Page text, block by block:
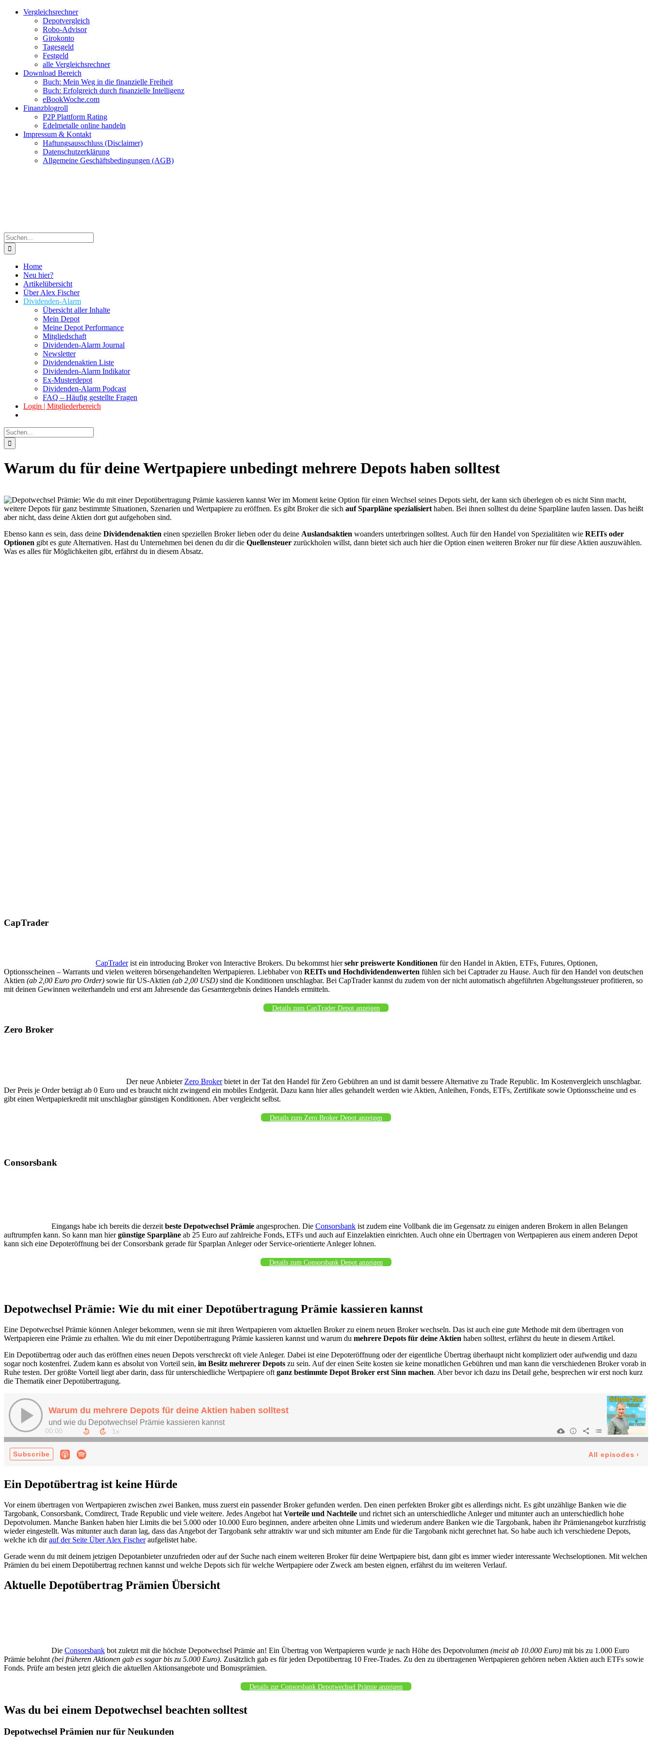
Zum
Facebook
Twitter
Instagram
Pinterest
YouTubeVergleichsrechner
Depotvergleich
Robo-Advisor
Girokonto
Tagesgeld
Festgeld
alle Vergleichsrechner
Download Bereich
Buch: Mein Weg in die finanzielle Freiheit
Buch: Erfolgreich durch finanzielle Intelligenz
eBookWoche.com
Finanzblogroll
P2P Plattform Rating
Edelmetalle online handeln
Impressum & Kontakt
Haftungsausschluss (Disclaimer)
Datenschutzerklärung
Allgemeine Geschäftsbedingungen (AGB)
Suche
nach:
Home
Neu hier?
Artikelübersicht
Über Alex Fischer
Dividenden-Alarm
Übersicht aller Inhalte
Mein Depot
Meine Depot Performance
Mitgliedschaft
Dividenden-Alarm Journal
Newsletter
Dividendenaktien Liste
Dividenden-Alarm Indikator
Ex-Musterdepot
Dividenden-Alarm Podcast
FAQ – Häufig gestellte Fragen
Login | Mitgliederbereich
Suche
nach:
Warum du für deine Wertpapiere unbedingt mehrere Depots haben solltest
Wer im Moment keine Option für einen Wechsel seines Depots sieht, der kann sich überlegen ob es nicht Sinn macht,
weitere Depots für ganz bestimmte Situationen, Szenarien und Wertpapiere zu eröffnen. Es gibt Broker die sich auf Sparpläne spezialisiert haben. Bei ihnen solltest du deine Sparpläne laufen lassen. Das heißt
aber nicht, dass deine Aktien dort gut aufgehoben sind.
Ebenso kann es sein, dass deine Dividendenaktien einen speziellen Broker lieben oder du deine Auslandsaktien woanders unterbringen solltest. Auch für den Handel von Spezialitäten wie REITs oder
Optionen gibt es gute Alternativen. Hast du Unternehmen bei denen du dir die Quellensteuer zurückholen willst, dann bietet sich auch hier die Option einen weiteren Broker nur für diese Aktien auszuwählen.
Was es alles für Möglichkeiten gibt, erfährst du in diesem Absatz.
CapTrader
CapTraderist ein introducing Broker von Interactive Brokers. Du bekommst hiersehr preiswerte Konditionen für den Handel in Aktien, ETFs, Futures, Optionen,
Optionsscheinen – Warrants und vielen weiteren börsengehandelten Wertpapieren. Liebhaber von REITs und Hochdividendenwerten fühlen sich bei Captrader zu Hause. Auch für den Handel von deutschen
Aktien (ab 2,00 Euro pro Order) sowie für US-Aktien (ab 2,00 USD) sind die Konditionen unschlagbar. Bei CapTrader kannst du zudem von der nicht automatisch abgeführten Abgeltungssteuer profitieren, so
mit deinen Gewinnen weiterhandeln und erst am Jahresende das Gesamtergebnis deines Handels ermitteln.
Details zum CapTrader Depot anzeigen
Zero Broker
Der neue AnbieterZero Brokerbietet in der Tat den Handel für Zero Gebühren an und ist damit bessere Alternative zu Trade Republic. Im Kostenvergleich unschlagbar.
Der Preis je Order beträgt ab 0 Euro und es braucht nicht zwingend ein mobiles Endgerät. Dazu kann hier alles gehandelt werden wie Aktien, Anleihen, Fonds, ETFs, Zertifikate sowie Optionsscheine und es
gibt einen Wertpapierkredit mit unschlagbar günstigen Konditionen. Aber vergleicht selbst.
Details zum Zero Broker Depot anzeigen
Consorsbank
Eingangs habe ich bereits die derzeit beste Depotwechsel Prämie angesprochen. Die Consorsbank ist zudem eine Vollbank die im Gegensatz zu einigen anderen Brokern in allen Belangen
auftrumpfen kann. So kann man hiergünstige Sparpläne ab 25 Euro auf zahlreiche Fonds, ETFs und auch auf Einzelaktien einrichten. Auch ohne ein Übertragen von Wertpapieren aus einem anderen Depot
kann sich eine Depoteröffnung bei der Consorsbank gerade für Sparplan Anleger oder Service-orientierte Anleger lohnen.
Details zum Consorsbank Depot anzeigen
Depotwechsel Prämie: Wie du mit einer Depotübertragung Prämie kassieren kannst
Eine Depotwechsel Prämie können Anleger bekommen, wenn sie mit ihren Wertpapieren vom aktuellen Broker zu einem neuen Broker wechseln. Das ist auch eine gute Methode mit dem übertragen von
Wertpapieren eine Prämie zu erhalten. Wie du mit einer Depotübertragung Prämie kassieren kannst und warum du mehrere Depots für deine Aktien haben solltest, erfährst du heute in diesem Artikel.
Ein Depotübertrag oder auch das eröffnen eines neuen Depots verschreckt oft viele Anleger. Dabei ist eine Depoteröffnung oder der eigentliche Übertrag überhaupt nicht kompliziert oder aufwendig und dazu
sogar noch kostenfrei. Zudem kann es absolut von Vorteil sein, im Besitz mehrerer Depots zu sein. Auf der einen Seite kosten sie keine monatlichen Gebühren und man kann die verschiedenen Broker vorab in
Ruhe testen. Der größte Vorteil liegt aber darin, dass für unterschiedliche Wertpapiere oft ganz bestimmte Depot Broker erst Sinn machen. Aber bevor ich dazu ins Detail gehe, besprechen wir erst noch kurz
die Thematik einer Depotübertragung.
Ein Depotübertrag ist keine Hürde
Vor einem übertragen von Wertpapieren zwischen zwei Banken, muss zuerst ein passender Broker gefunden werden. Den einen perfekten Broker gibt es allerdings nicht. Es gibt unzählige Banken wie die
Targobank, Consorsbank, Comdirect, Trade Republic und viele weitere. Jedes Angebot hat Vorteile und Nachteile und richtet sich an unterschiedliche Anleger und mitunter auch an unterschiedlich hohe
Depotvolumen. Manche Banken haben hier Limits die bei 5.000 oder 10.000 Euro beginnen, andere arbeiten ohne Limits und wiederum andere Banken wie die Targobank, haben ihr Prämienangebot kurzfristig
wieder eingestellt. Was mitunter auch daran lag, dass das Angebot der Targobank sehr attraktiv war und sich mitunter am Ende für die Targobank nicht gerechnet hat. So habe auch ich verschiedene Depots,
welche ich dirauf der Seite Über Alex Fischeraufgelistet habe.
Gerade wenn du mit deinem jetzigen Depotanbieter unzufrieden oder auf der Suche nach einem weiteren Broker für deine Wertpapiere bist, dann gibt es immer wieder interessante Wechseloptionen. Mit welchen
Prämien du bei einem Depotübertrag rechnen kannst und welche Depots sich für welche Wertpapiere oder Zweck am besten eignen, erfährst du im weiteren Verlauf.
Aktuelle Depotübertrag Prämien Übersicht
Die Consorsbank bot zuletzt mit die höchste Depotwechsel Prämie an! Ein Übertrag von Wertpapieren wurde je nach Höhe des Depotvolumen (meist ab 10.000 Euro) mit bis zu 1.000 Euro
Prämie belohnt (bei früheren Aktionen gab es sogar bis zu 5.000 Euro). Zusätzlich gab es für jeden Depotübertrag 10 Free-Trades. Zu den zu übertragenen Wertpapieren gehören neben Aktien auch ETFs sowie
Fonds. Prüfe am besten jetzt gleich die aktuellen Aktionsangebote und Bonusprämien.
Details zur Consorsbank Depotwechsel Prämie anzeigen
Was du bei einem Depotwechsel beachten solltest
Depotwechsel Prämien nur für Neukunden